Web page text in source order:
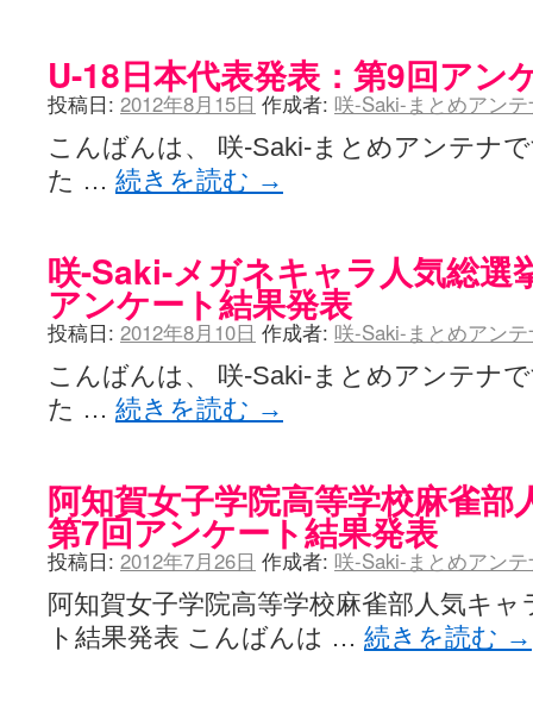
U-18日本代表発表：第9回アン
投稿日: 2012年8月15日 作成者: 咲-Saki-まとめアン
こんばんは、 咲-Saki-まとめアンテナ
た … 続きを読む →
咲-Saki-メガネキャラ人気総選
アンケート結果発表
投稿日: 2012年8月10日 作成者: 咲-Saki-まとめアン
こんばんは、 咲-Saki-まとめアンテナ
た … 続きを読む →
阿知賀女子学院高等学校麻雀部
第7回アンケート結果発表
投稿日: 2012年7月26日 作成者: 咲-Saki-まとめアン
阿知賀女子学院高等学校麻雀部人気キ
ト結果発表 こんばんは … 続きを読む →